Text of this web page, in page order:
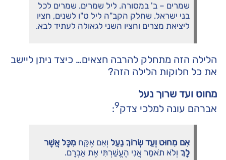
שמרים – ב' במסורה. ליל שמרים. שמרים לכל
בני ישראל. שחלק הקב"ה ליל ט"ו לשנים, חציו
ליציאת מצרים וחציו השני לגאולה לעתיד לבא.
הלילה הזה מתחלק להרבה חצאים… כיצד ניתן ליישב
את כל חלוקות הלילה הזה?
מחוט ועד שרוך נעל
אברהם עונה למלכי צדק9
:
אִם מִחוּט וְעַד שְׂרוֹךְ נַעַל וְאִם אֶקַּח מִכָּל אֲשֶׁר
לָךְ וְלֹא תֹאמַר אֲנִי הֶעֱשַׁרְתִּי אֶת אַבְרָם.